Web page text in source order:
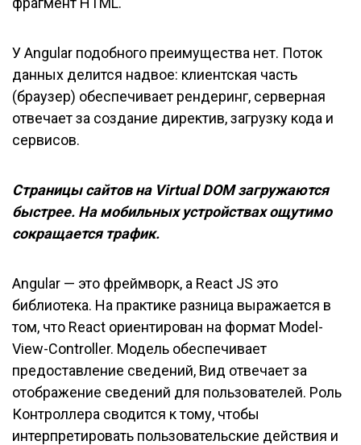
У Angular подобного преимущества нет. Поток
данных делится надвое: клиентская часть
(браузер) обеспечивает рендеринг, серверная
отвечает за создание директив, загрузку кода и
сервисов.
Страницы сайтов на Virtual DOM загружаются
быстрее. На мобильных устройствах ощутимо
сокращается трафик.
Angular — это фреймворк, а React JS это
библиотека. На практике разница выражается в
том, что React ориентирован на формат Model-
View-Controller. Модель обеспечивает
предоставление сведений, Вид отвечает за
отображение сведений для пользователей. Роль
Контроллера сводится к тому, чтобы
интерпретировать пользовательские действия и